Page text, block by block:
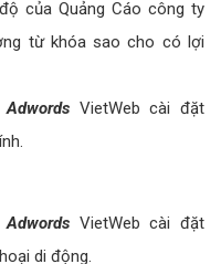
ty nhập khẩu:
ty quảng cáo Adwords